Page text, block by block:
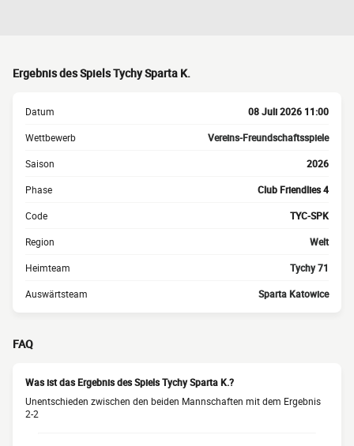
Ergebnis des Spiels Tychy Sparta K.
Datum 08 Juli 2026 11:00
Wettbewerb Vereins-Freundschaftsspiele
Saison 2026
Phase Club Friendlies 4
Code TYC-SPK
Region Welt
Heimteam Tychy 71
Auswärtsteam Sparta Katowice
FAQ
Was ist das Ergebnis des Spiels Tychy Sparta K.?
Unentschieden zwischen den beiden Mannschaften mit dem Ergebnis
2-2